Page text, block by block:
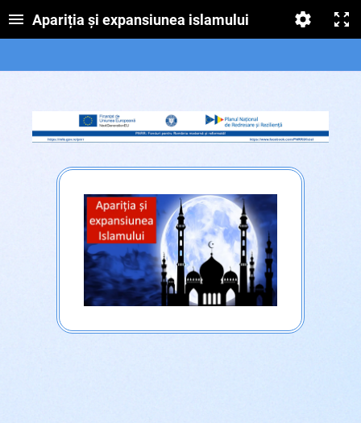
Apariția și expansiunea islamului